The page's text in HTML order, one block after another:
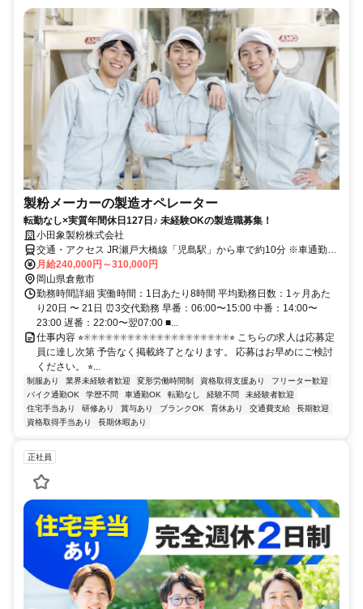
製粉メーカーの製造オペレーター
転勤なし×実質年間休日127日♪ 未経験OKの製造職募集！
小田象製粉株式会社
交通・アクセス JR瀬戸大橋線「児島駅」から車で約10分 ※車通勤
OK
月給240,000円～310,000円
岡山県倉敷市
勤務時間詳細 実働時間：1日あたり8時間 平均勤務日数：1ヶ月あた
り20日 〜 21日 ⏰3交代勤務 早番：06:00〜15:00 中番：14:00〜
23:00 遅番：22:00〜翌07:00 ■...
仕事内容 ⭐︎✳︎✳︎✳︎✳︎✳︎✳︎✳︎✳︎✳︎✳︎✳︎✳︎✳︎✳︎✳︎✳︎✳︎✳︎✳︎✳︎⭐︎ こちらの求人は応募定
員に達し次第 予告なく掲載終了となります。 応募はお早めにご検討
ください。 ⭐︎...
制服あり 業界未経験者歓迎 変形労働時間制 資格取得支援あり
フリーター歓迎
バイク通勤OK
学歴不問 車通勤OK 転勤なし 経験不問
未経験者歓迎
住宅手当あり
研修あり 賞与あり ブランクOK 育休あり 交通費支給
長期歓迎
資格取得手当あり
長期休暇あり
正社員